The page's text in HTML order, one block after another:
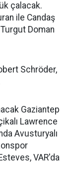
çalacak.
ile Candaş
Doman
Schröder,
Gaziantep
Lawrence
Avusturyalı
VAR'da